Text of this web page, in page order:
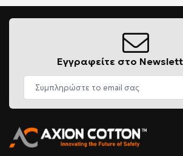
Εγγραφείτε στο